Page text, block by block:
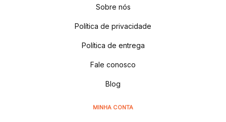
Sobre nós
Política de privacidade
Política de entrega
Fale conosco
Blog
MINHA CONTA